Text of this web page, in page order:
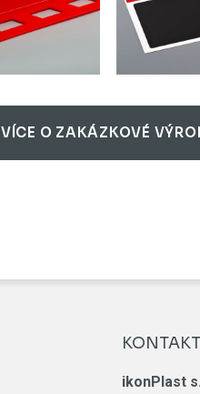
VÍCE O ZAKÁZKOVÉ
ikonPlast